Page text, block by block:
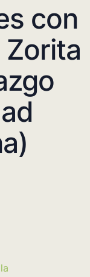
con
Zorita